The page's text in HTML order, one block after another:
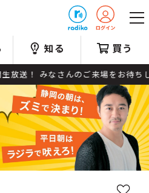
知る 買う
！ みなさんのご来場をお待ちして